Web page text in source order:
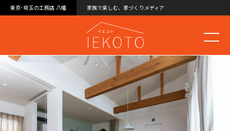
東京･埼玉の工務店 八幡 家族で楽しむ、家づくりメディア